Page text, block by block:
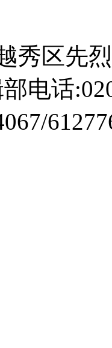
秀区先
电话